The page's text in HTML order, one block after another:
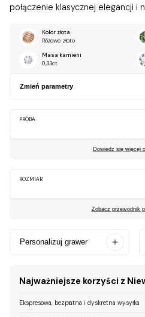
połączenie klasycznej elegancji i
Kolor złota
Różowe złoto
Masa kamieni
0,33ct
Zmień parametry
PRÓBA
Dowiedz się więcej
ROZMIAR
Zobacz przewodnik
Personalizuj grawer
Najważniejsze korzyści z
Ekspresowa, bezpłatna i dyskretna wysyłka